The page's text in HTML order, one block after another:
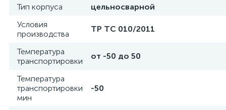
Тип корпуса
цельносварной
Условия
производства
ТР ТС 010/2011
Температура
транспортировки
от -50 до 50
Температура
транспортировки
мин
-50